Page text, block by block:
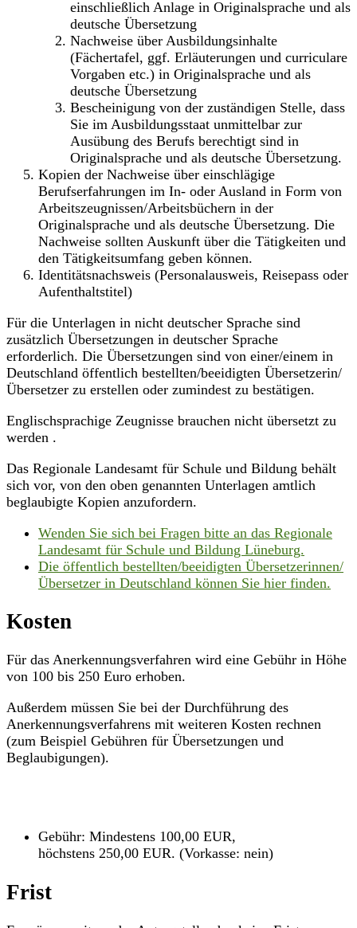
einschließlich Anlage in Originalsprache und als
deutsche Übersetzung
Nachweise über Ausbildungsinhalte
(Fächertafel, ggf. Erläuterungen und curriculare
Vorgaben etc.) in Originalsprache und als
deutsche Übersetzung
Bescheinigung von der zuständigen Stelle, dass
Sie im Ausbildungsstaat unmittelbar zur
Ausübung des Berufs berechtigt sind in
Originalsprache und als deutsche Übersetzung.
Kopien der Nachweise über einschlägige
Berufserfahrungen im In- oder Ausland in Form von
Arbeitszeugnissen/Arbeitsbüchern in der
Originalsprache und als deutsche Übersetzung. Die
Nachweise sollten Auskunft über die Tätigkeiten und
den Tätigkeitsumfang geben können.
Identitätsnachsweis (Personalausweis, Reisepass oder
Aufenthaltstitel)
Für die Unterlagen in nicht deutscher Sprache sind
zusätzlich Übersetzungen in deutscher Sprache
erforderlich. Die Übersetzungen sind von einer/einem in
Deutschland öffentlich bestellten/beeidigten Übersetzerin/
Übersetzer zu erstellen oder zumindest zu bestätigen.
Englischsprachige Zeugnisse brauchen nicht übersetzt zu
werden .
Das Regionale Landesamt für Schule und Bildung behält
sich vor, von den oben genannten Unterlagen amtlich
beglaubigte Kopien anzufordern.
Wenden Sie sich bei Fragen bitte an das Regionale
Landesamt für Schule und Bildung Lüneburg.
Die öffentlich bestellten/beeidigten Übersetzerinnen/
Übersetzer in Deutschland können Sie hier finden.
Kosten
Für das Anerkennungsverfahren wird eine Gebühr in Höhe
von 100 bis 250 Euro erhoben.
Außerdem müssen Sie bei der Durchführung des
Anerkennungsverfahrens mit weiteren Kosten rechnen
(zum Beispiel Gebühren für Übersetzungen und
Beglaubigungen).
Gebühr: Mindestens 100,00 EUR,
höchstens 250,00 EUR. (Vorkasse: nein)
Frist